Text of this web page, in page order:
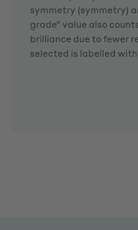
symmetry (symmetry)
grade" value also
brilliance due to fewer
selected is labelled